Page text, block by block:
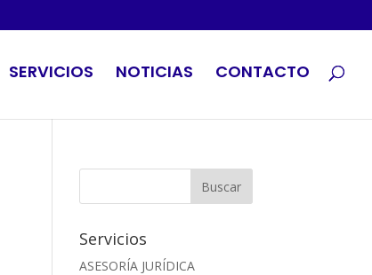
SERVICIOS NOTICIAS CONTACTO
Servicios
ASESORÍA JURÍDICA